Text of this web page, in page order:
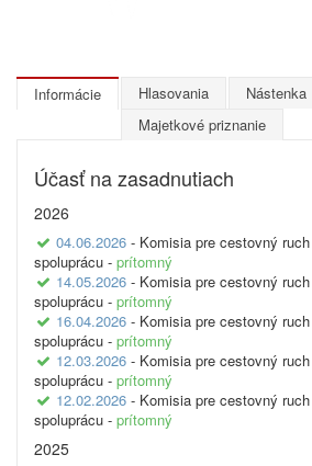
Informácie Hlasovania Nástenka
Majetkové priznanie
Účasť na zasadnutiach
2026
04.06.2026 - Komisia pre cestovný
spoluprácu - prítomný
14.05.2026 - Komisia pre cestovný
spoluprácu - prítomný
16.04.2026 - Komisia pre cestovný
spoluprácu - prítomný
12.03.2026 - Komisia pre cestovný
spoluprácu - prítomný
12.02.2026 - Komisia pre cestovný
spoluprácu - prítomný
2025